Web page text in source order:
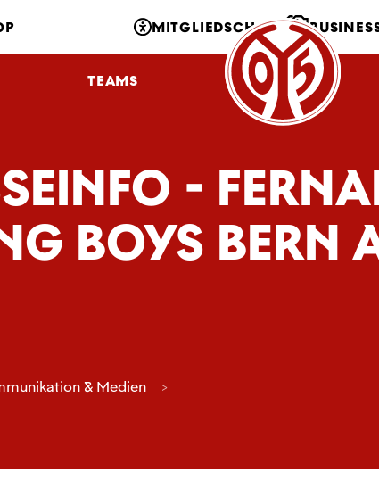
MITGLIEDSCHAFT
TEAMS NLZ FANS
-
BOYS BERN
& Medien